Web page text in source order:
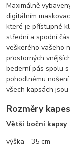
Maximálně
digitálním
které je přístupné
střední a spodní
veškerého vašeho
prostorných
bederní pás spolu
pohodlnému
všech kapsách
Rozměry
Větší boční kapsy
výška - 35 cm